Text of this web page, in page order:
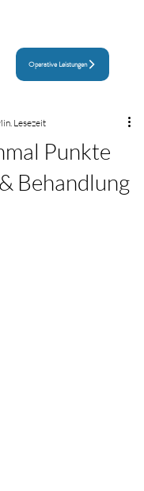
Operative Leistungen
Punkte
Behandlung
Lesezeit